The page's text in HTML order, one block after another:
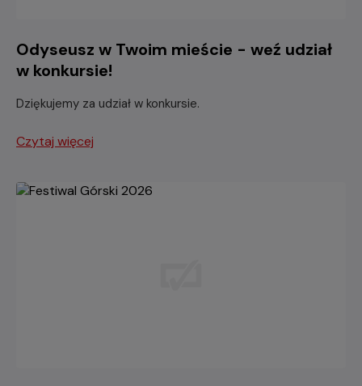
Odyseusz w Twoim mieście - weź udział
w konkursie!
Dziękujemy za udział w konkursie.
Czytaj więcej